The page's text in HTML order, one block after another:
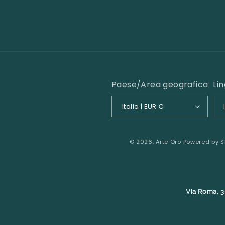
Paese/Area geografica
Italia | EUR €
© 2026,Arte Oro Powered by
Via Roma,